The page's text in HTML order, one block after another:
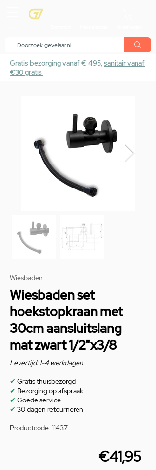
Gratis bezorging vanaf € 495,sanitair vanaf
€30 gratis
Wiesbaden
Wiesbaden set
hoekstopkraan met
30cm aansluitslang
mat zwart 1/2"x3/8
Levertijd: 1-4 werkdagen
✔ Gratis thuisbezorgd
✔ Bezorging op afspraak
✔ Goede service
✔ 30 dagen retourneren
Productcode: 11437
€41,95